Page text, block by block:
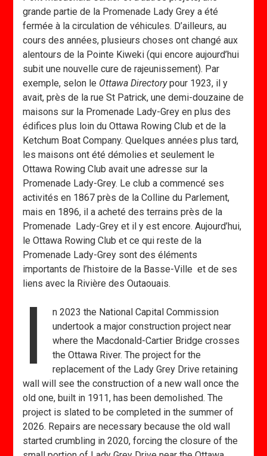
grande partie de la Promenade Lady Grey a été
fermée à la circulation de véhicules. D’ailleurs, au
cours des années, plusieurs choses ont changé aux
alentours de la Pointe Kiweki (qui encore aujourd’hui
subit une nouvelle cure de rajeunissement). Par
exemple, selon le Ottawa Directorypour 1923, il y
avait, près de la rue St Patrick, une demi-douzaine de
maisons sur la Promenade Lady-Grey en plus des
édifices plus loin du Ottawa Rowing Club et de la
Ketchum Boat Company. Quelques années plus tard,
les maisons ont été démolies et seulement le
Ottawa Rowing Club avait une adresse sur la
Promenade Lady-Grey. Le club a commencé ses
activités en 1867 près de la Colline du Parlement,
mais en 1896, il a acheté des terrains près de la
Promenade Lady-Grey et il y est encore. Aujourd’hui,
le Ottawa Rowing Club et ce qui reste de la
Promenade Lady-Grey sont des éléments
importants de l’histoire de la Basse-Ville et de ses
liens avec la Rivière des Outaouais.
I
n 2023 the National Capital Commission
undertook a major construction project near
where the Macdonald-Cartier Bridge crosses
the Ottawa River. The project for the
replacement of the Lady Grey Drive retaining
wall will see the construction of a new wall once the
old one, built in 1911, has been demolished. The
project is slated to be completed in the summer of
2026. Repairs are necessary because the old wall
started crumbling in 2020, forcing the closure of the